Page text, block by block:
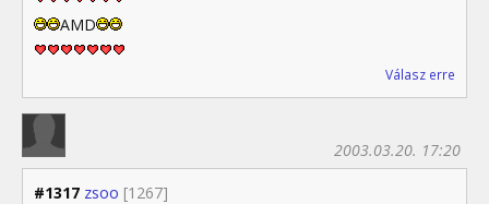
AMD
Válasz erre
#1317 zsoo [1267]
2003.03.20. 17:20